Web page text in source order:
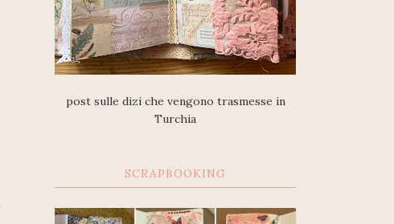
post sulle dizi che vengono trasmesse in
Turchia
SCRAPBOOKING